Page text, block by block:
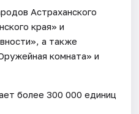
Астраханского
края» и
а также
комната» и
более 300 000 единиц